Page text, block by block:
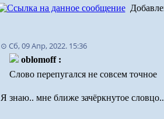
⊙ Сб, 09 Апр, 2022. 15:36
oblomoff :
Слово перепугался не совсем точное
Я знаю.. мне ближе зачёркнутое